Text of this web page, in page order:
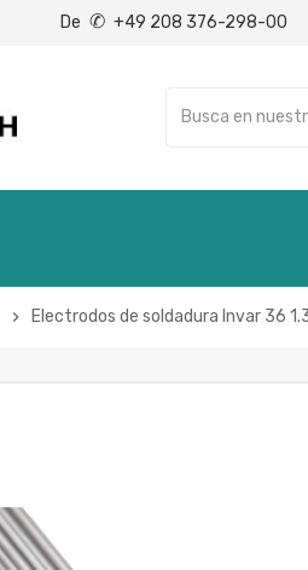
De ✆ +49 208 376-298-00
chevron_right Electrodos de soldadura Invar 36